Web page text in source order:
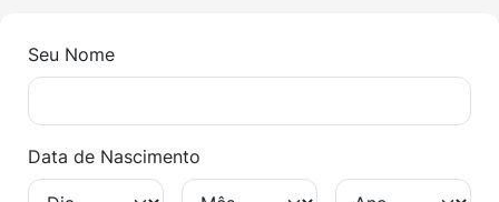
Seu Nome
Data de Nascimento